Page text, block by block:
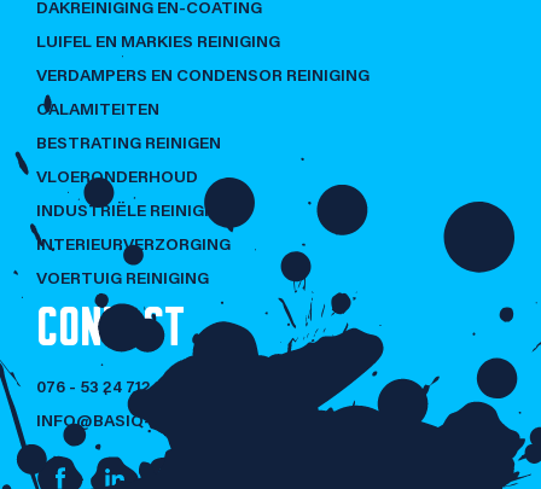
DAKREINIGING EN-COATING
LUIFEL EN MARKIES REINIGING
VERDAMPERS EN CONDENSOR REINIGING
CALAMITEITEN
BESTRATING REINIGEN
VLOERONDERHOUD
INDUSTRIËLE REINIGING
INTERIEURVERZORGING
VOERTUIG REINIGING
CONTACT
076 - 53 24 712
INFO@BASIQ-CLEANING.NL